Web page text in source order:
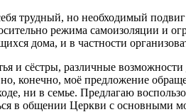
трудный, но необходимый
режима самоизоляции и
дома, и в частности
и сёстры, различные
конечно, моё предложение
ни в семье. Предлагаю
в общении Церкви с основными